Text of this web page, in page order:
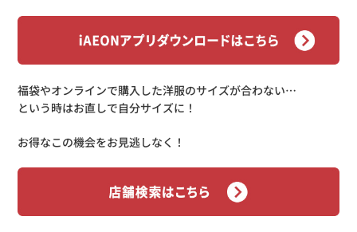
福袋やオンラインで購入した洋服のサイズが合わない…
という時はお直しで自分サイズに！
お得なこの機会をお見逃しなく！